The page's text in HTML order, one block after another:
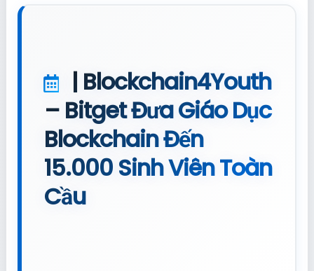
| Blockchain4Youth
– Bitget Đưa Giáo Dục
Blockchain Đến
15.000 Sinh Viên Toàn
Cầu